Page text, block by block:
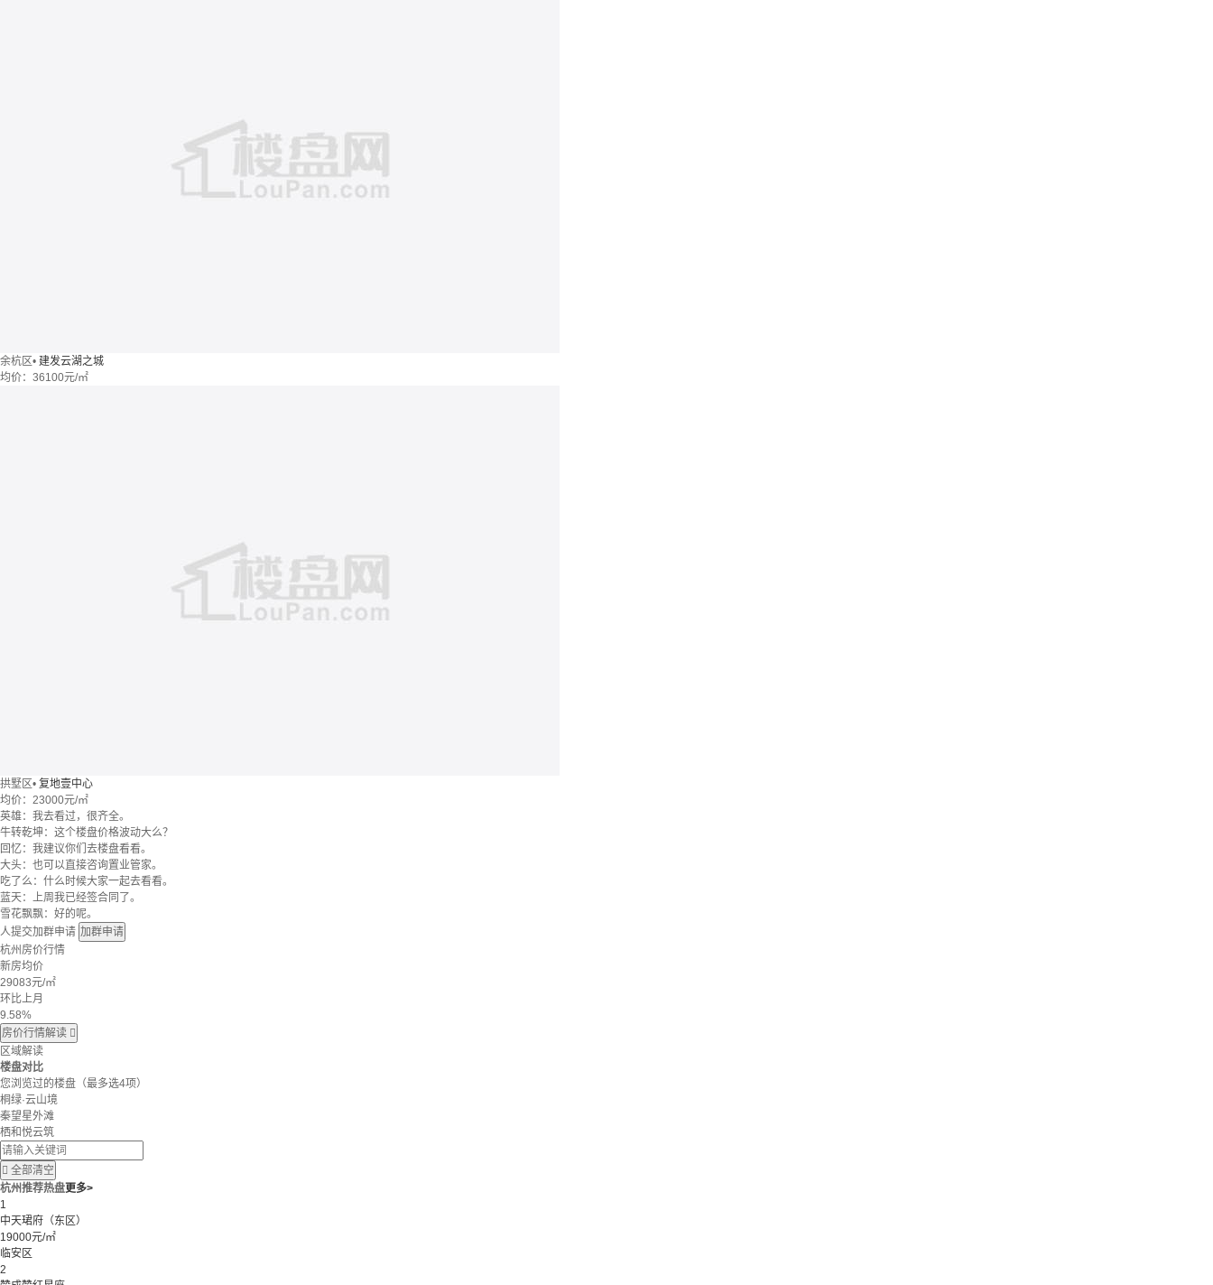
余杭区• 建发云湖之城
均价： 36100元/㎡
拱墅区• 复地壹中心
均价： 23000元/㎡
英雄：我去看过，很齐全。
牛转乾坤：这个楼盘价格波动大么？
回忆：我建议你们去楼盘看看。
大头：也可以直接咨询置业管家。
吃了么：什么时候大家一起去看看。
蓝天：上周我已经签合同了。
雪花飘飘：好的呢。
人提交加群申请 加群申请
杭州房价行情
新房均价
29083元/㎡
环比上月
9.58%
房价行情解读 
区域解读
楼盘对比
您浏览过的楼盘 （最多选4项）
桐绿·云山境
秦望星外滩
栖和悦云筑
 全部清空
杭州推荐热盘更多>
1
中天珺府（东区）
19000元/㎡
临安区
2